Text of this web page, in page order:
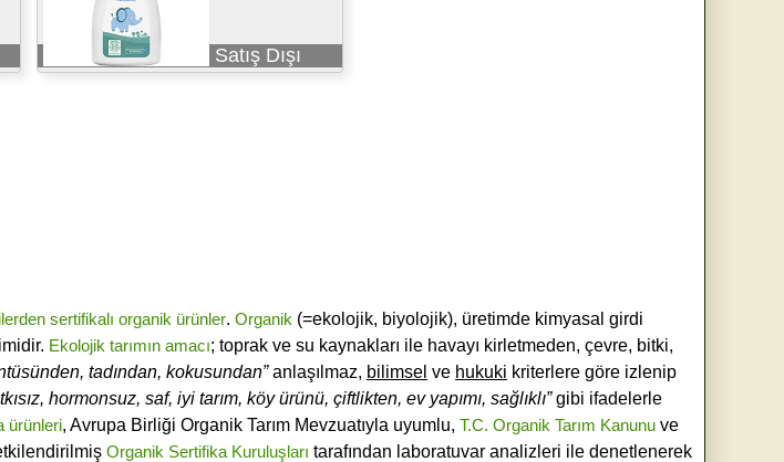
Satış Dışı
sertifikalı organik ürünler. Organik (=ekolojik, biyolojik), üretimde kimyasal girdi
Ekolojik tarımın amacı; toprak ve su kaynakları ile havayı kirletmeden, çevre, bitki,
tadından, kokusundan”anlaşılmaz, bilimsel ve hukuki kriterlere göre izlenip
hormonsuz, saf, iyi tarım, köy ürünü, çiftlikten, ev yapımı, sağlıklı”gibi ifadelerle
ürünleri, Avrupa Birliği Organik Tarım Mevzuatıyla uyumlu, T.C. Organik Tarım Kanunuve
Organik Sertifika Kuruluşları tarafından laboratuvar analizleri ile denetlenerek